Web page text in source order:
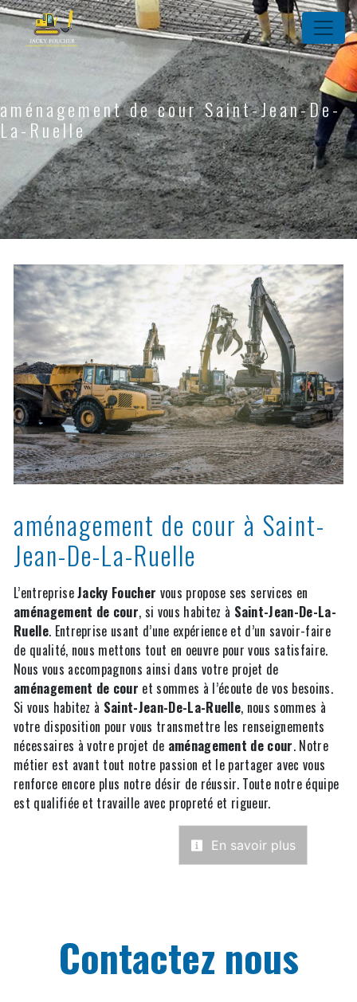
Panneau de gestion des cookies
aménagement de cour Saint-Jean-De-
La-Ruelle
aménagement de cour à Saint-
Jean-De-La-Ruelle
L’entrepriseJacky Foucher vous propose ses services en
aménagement de cour, si vous habitez à Saint-Jean-De-La-
Ruelle. Entreprise usant d’une expérience et d’un savoir-faire
de qualité, nous mettons tout en oeuvre pour vous satisfaire.
Nous vous accompagnons ainsi dans votre projet de
aménagement de cour et sommes à l’écoute de vos besoins.
Si vous habitez à Saint-Jean-De-La-Ruelle, nous sommes à
votre disposition pour vous transmettre les renseignements
nécessaires à votre projet de aménagement de cour. Notre
métier est avant tout notre passion et le partager avec vous
renforce encore plus notre désir de réussir. Toute notre équipe
est qualifiée et travaille avec propreté et rigueur.
En savoir plus
Contactez nous